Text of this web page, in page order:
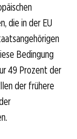
die in der EU
Bedingung
49 Prozent der
der frühere